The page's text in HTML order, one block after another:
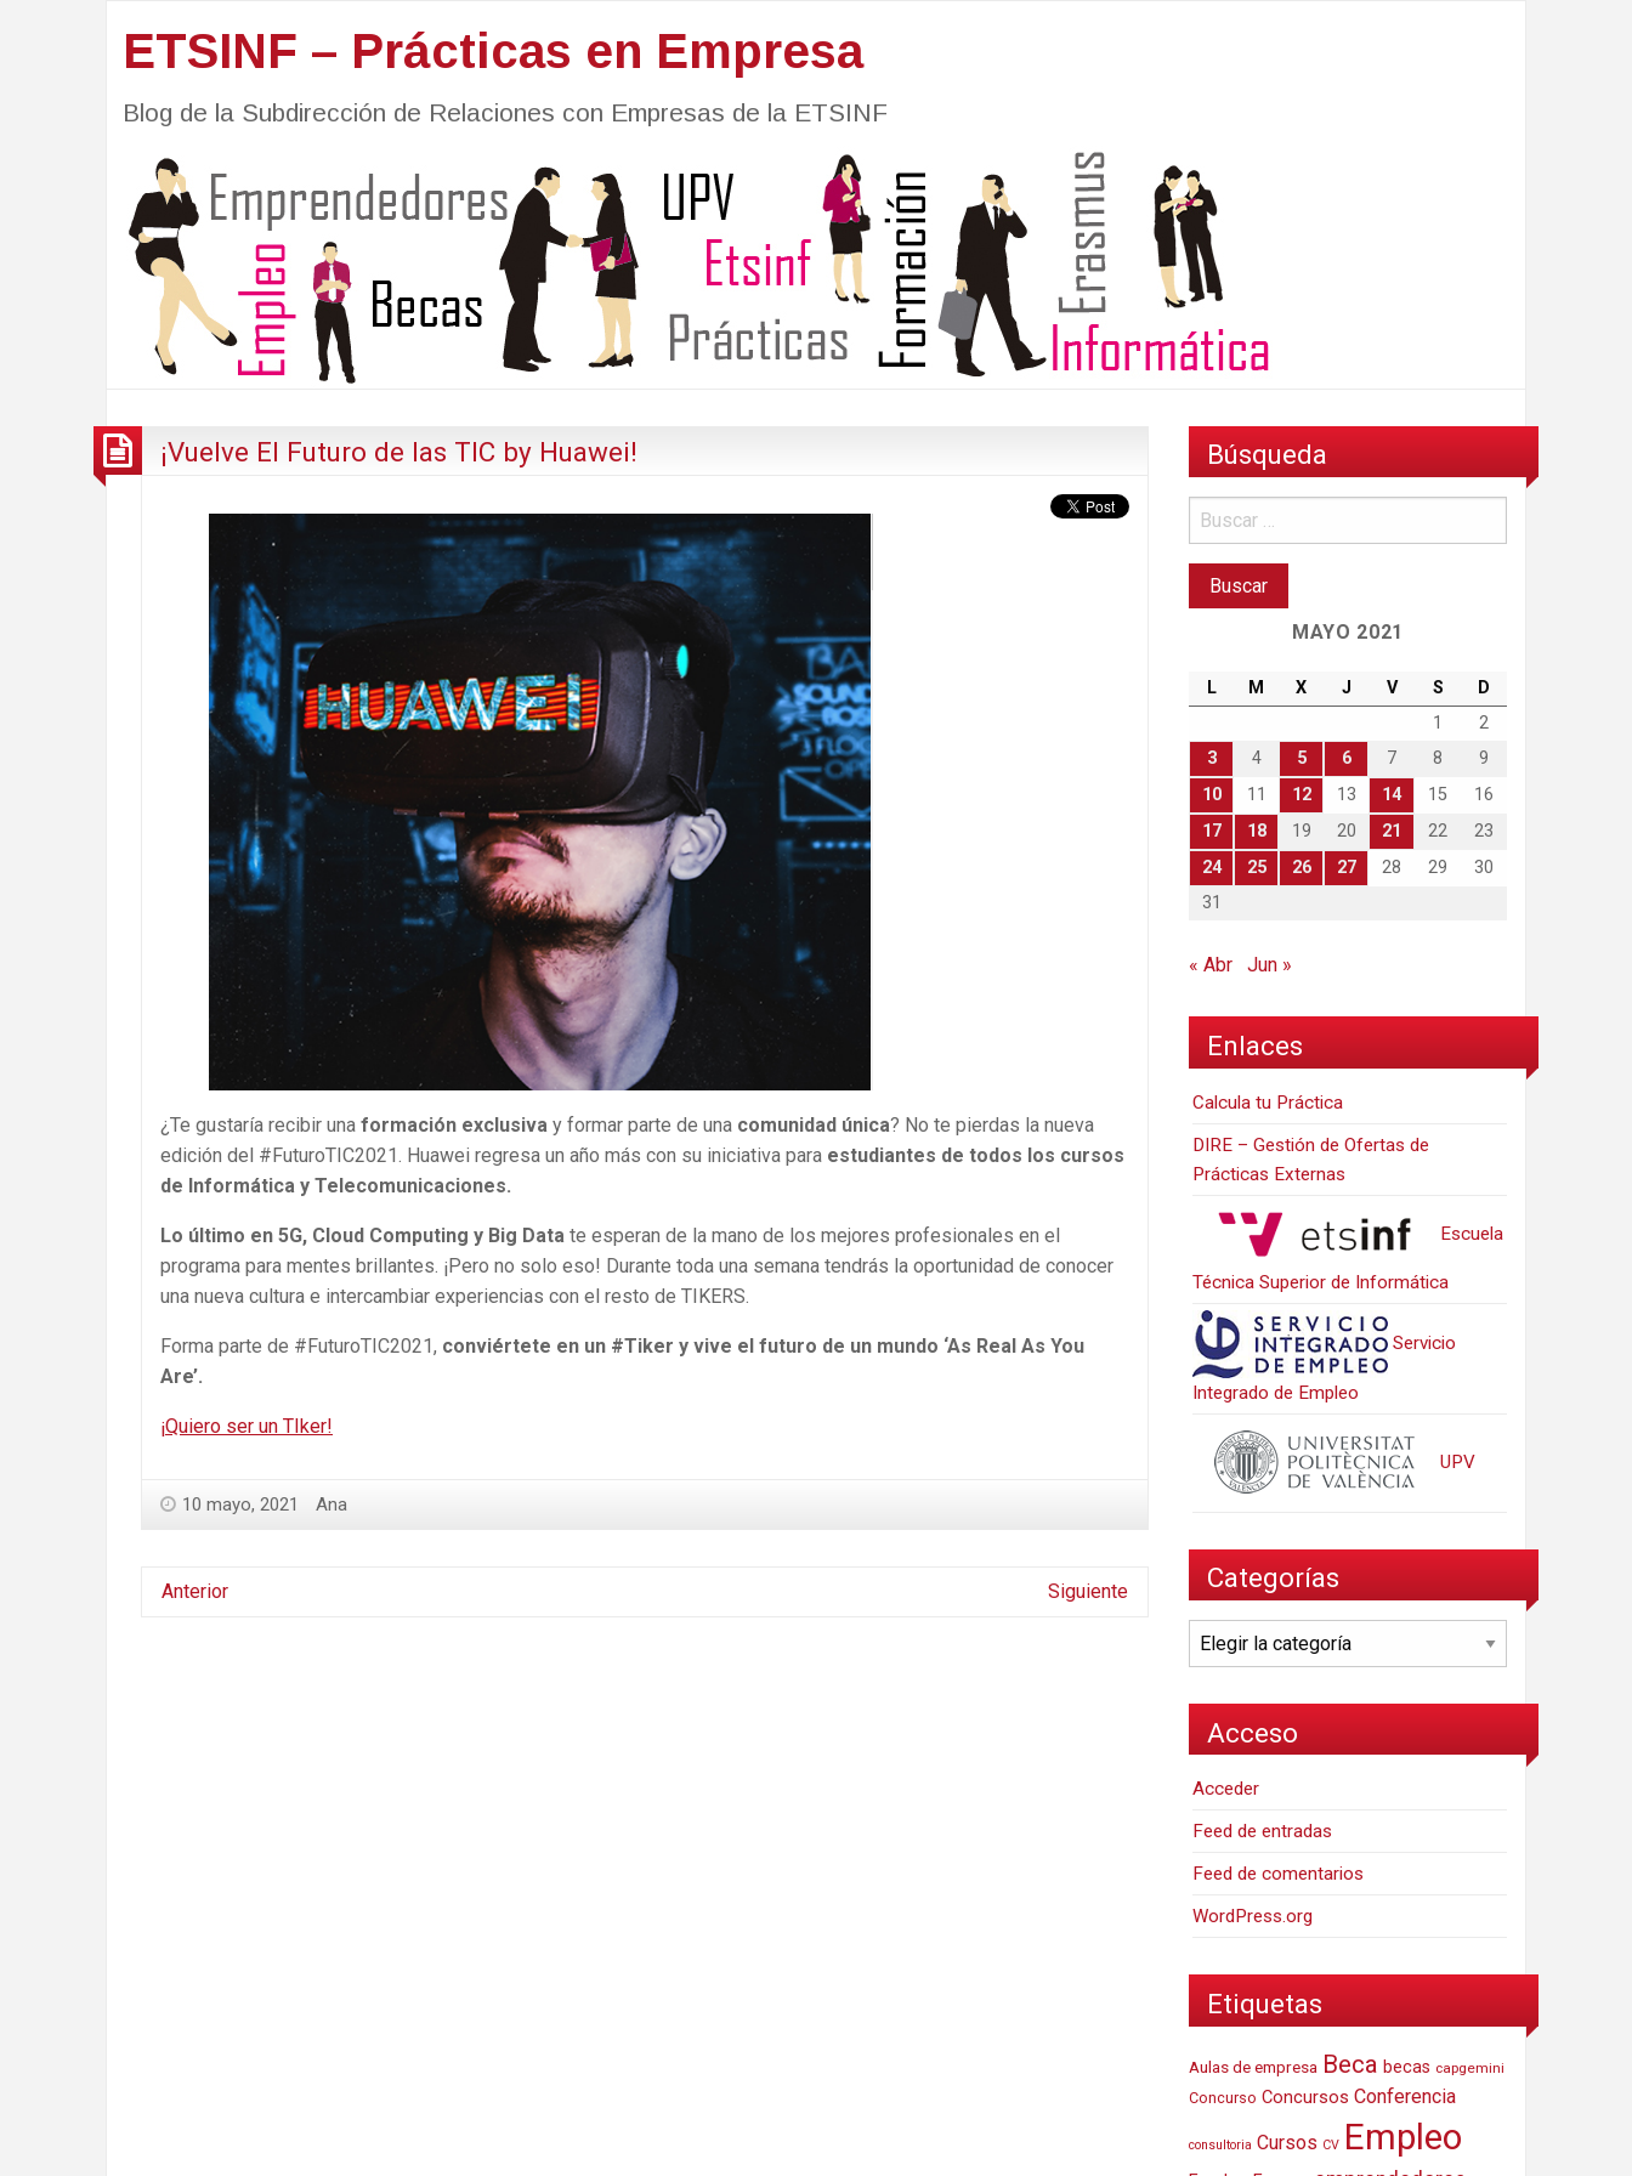
ETSINF – Prácticas en Empresa
Blog de la Subdirección de Relaciones con Empresas de la ETSINF
¡Vuelve El Futuro de las TIC by Huawei!
¿Te gustaría recibir una formación exclusiva y formar parte de una comunidad única? No te pierdas la nueva
edición del #FuturoTIC2021. Huawei regresa un año más con su iniciativa para estudiantes de todos los cursos
de Informática y Telecomunicaciones.
Lo último en 5G, Cloud Computing y Big Data te esperan de la mano de los mejores profesionales en el
programa para mentes brillantes. ¡Pero no solo eso! Durante toda una semana tendrás la oportunidad de conocer
una nueva cultura e intercambiar experiencias con el resto de TIKERS.
Forma parte de #FuturoTIC2021, conviértete en un #Tiker y vive el futuro de un mundo ‘As Real As You
Are’.
¡Quiero ser un TIker!
10 mayo, 2021 Ana
Anterior Siguiente
Búsqueda
MAYO 2021
L M X J V S
D
1
2
3
4 5 6 7 8
9
10
11 12 13 14 15
16
17
18 19 20 21 22
23
24
25 26 27 28 29
30
31
« Abr Jun »
Enlaces
Calcula tu Práctica
DIRE – Gestión de Ofertas de
Prácticas Externas
Escuela
Técnica Superior de Informática
Servicio
Integrado de Empleo
UPV
Categorías
Categorías
Acceso
Acceder
Feed de entradas
Feed de comentarios
WordPress.org
Etiquetas
Aulas de empresa Beca becas capgemini
Concurso Concursos Conferencia
consultoria Cursos CV Empleo